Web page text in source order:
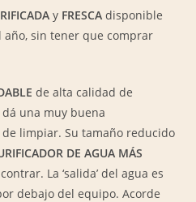
y FRESCA disponible
año, sin tener que comprar
de alta calidad de
una muy buena
limpiar. Su tamaño reducido
DE AGUA MÁS
La ‘salida’ del agua es
debajo del equipo. Acorde